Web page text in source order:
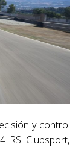
y control
RS Clubsport,